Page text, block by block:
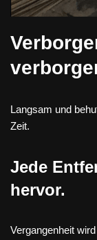
Langsam und
Zeit.
Jede
hervor.
Vergangenheit